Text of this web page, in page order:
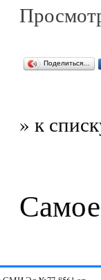
Поделиться…
» к